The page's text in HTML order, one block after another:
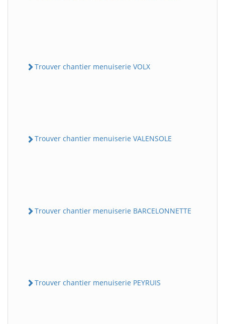
Trouver chantier menuiserie VOLX
Trouver chantier menuiserie VALENSOLE
Trouver chantier menuiserie BARCELONNETTE
Trouver chantier menuiserie PEYRUIS